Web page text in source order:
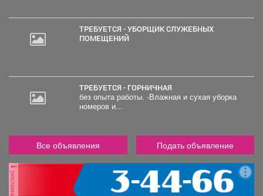
ТРЕБУЕТСЯ - УБОРЩИК СЛУЖЕБНЫХ
ПОМЕЩЕНИЙ
ТРЕБУЕТСЯ - ГОРНИЧНАЯ
без опыта работы. -Влажная и сухая уборка
номеров и...
Все объявления Подать объявление
реклама